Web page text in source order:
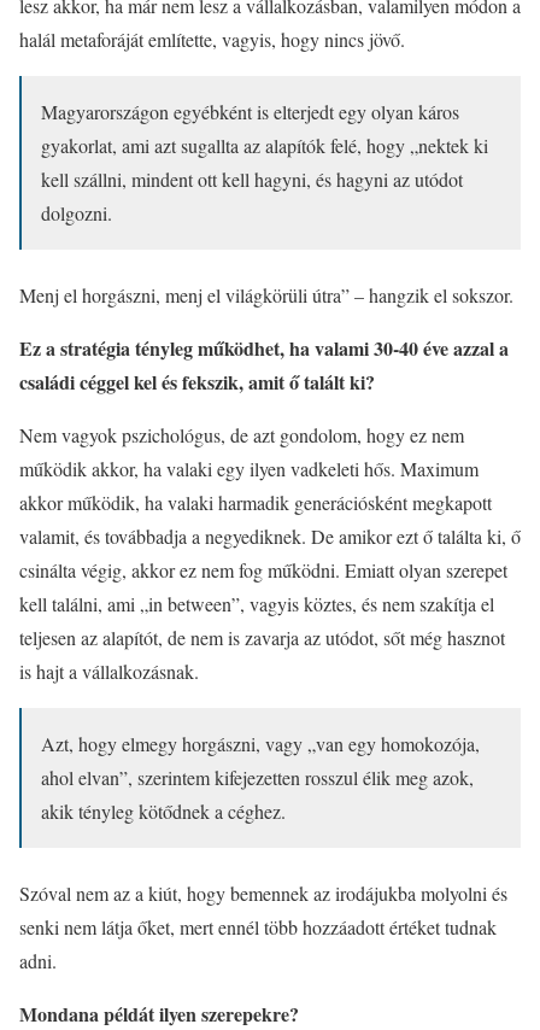
lesz akkor, ha már nem lesz a vállalkozásban, valamilyen módon a
halál metaforáját említette, vagyis, hogy nincs jövő.
Magyarországon egyébként is elterjedt egy olyan káros
gyakorlat, ami azt sugallta az alapítók felé, hogy „nektek ki
kell szállni, mindent ott kell hagyni, és hagyni az utódot
dolgozni.
Menj el horgászni, menj el világkörüli útra” – hangzik el sokszor.
Ez a stratégia tényleg működhet, ha valami 30-40 éve azzal a
családi céggel kel és fekszik, amit ő talált ki?
Nem vagyok pszichológus, de azt gondolom, hogy ez nem
működik akkor, ha valaki egy ilyen vadkeleti hős. Maximum
akkor működik, ha valaki harmadik generációsként megkapott
valamit, és továbbadja a negyediknek. De amikor ezt ő találta ki, ő
csinálta végig, akkor ez nem fog működni. Emiatt olyan szerepet
kell találni, ami „in between”, vagyis köztes, és nem szakítja el
teljesen az alapítót, de nem is zavarja az utódot, sőt még hasznot
is hajt a vállalkozásnak.
Azt, hogy elmegy horgászni, vagy „van egy homokozója,
ahol elvan”, szerintem kifejezetten rosszul élik meg azok,
akik tényleg kötődnek a céghez.
Szóval nem az a kiút, hogy bemennek az irodájukba molyolni és
senki nem látja őket, mert ennél több hozzáadott értéket tudnak
adni.
Mondana példát ilyen szerepekre?